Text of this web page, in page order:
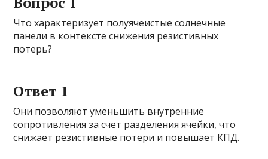
Что характеризует полуячеистые солнечные
панели в контексте снижения резистивных
потерь?
Ответ 1
Они позволяют уменьшить внутренние
сопротивления за счет разделения ячейки, что
снижает резистивные потери и повышает КПД.